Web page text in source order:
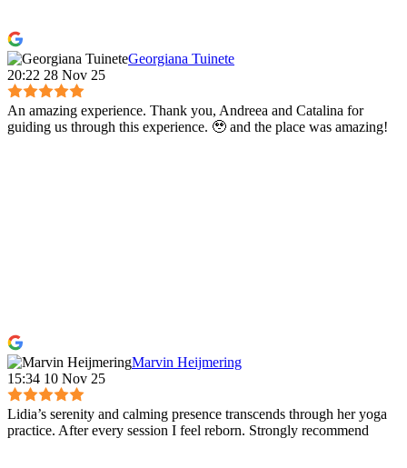
Georgiana Tuinete
20:22 28 Nov 25
An amazing experience. Thank you, Andreea and Catalina for
guiding us through this experience. 🥹 and the place was amazing!
Marvin Heijmering
15:34 10 Nov 25
Lidia’s serenity and calming presence transcends through her yoga
practice. After every session I feel reborn. Strongly recommend